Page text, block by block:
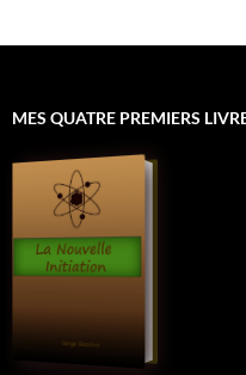
MES QUATRE PREMIERS